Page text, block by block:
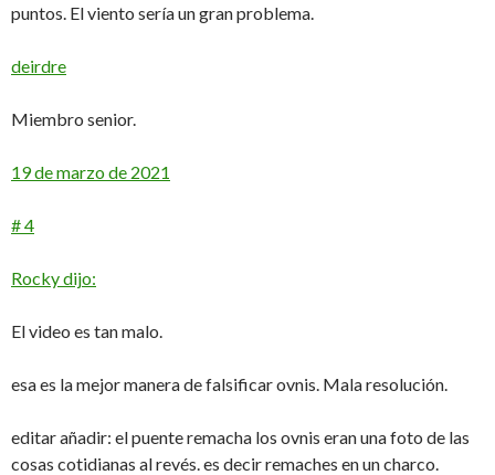
puntos. El viento sería un gran problema.
deirdre
Miembro senior.
19 de marzo de 2021
# 4
Rocky dijo:
El video es tan malo.
esa es la mejor manera de falsificar ovnis. Mala resolución.
editar añadir: el puente remacha los ovnis eran una foto de las
cosas cotidianas al revés. es decir remaches en un charco.